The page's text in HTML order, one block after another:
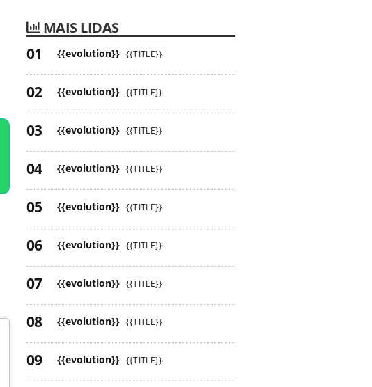
MAIS LIDAS
{{evolution}} {{TITLE}}
{{evolution}} {{TITLE}}
{{evolution}} {{TITLE}}
{{evolution}} {{TITLE}}
{{evolution}} {{TITLE}}
{{evolution}} {{TITLE}}
{{evolution}} {{TITLE}}
{{evolution}} {{TITLE}}
{{evolution}} {{TITLE}}